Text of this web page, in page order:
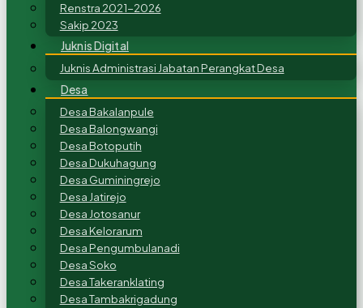
Renstra 2021-2026
Sakip 2023
Juknis Digital
Juknis Administrasi Jabatan Perangkat Desa
Desa
Desa Bakalanpule
Desa Balongwangi
Desa Botoputih
Desa Dukuhagung
Desa Guminingrejo
Desa Jatirejo
Desa Jotosanur
Desa Kelorarum
Desa Pengumbulanadi
Desa Soko
Desa Takeranklating
Desa Tambakrigadung